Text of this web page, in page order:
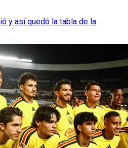
y así quedó la tabla de la